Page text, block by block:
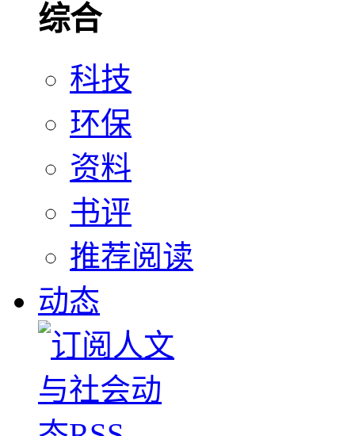
综合
科技
环保
资料
书评
推荐阅读
动态